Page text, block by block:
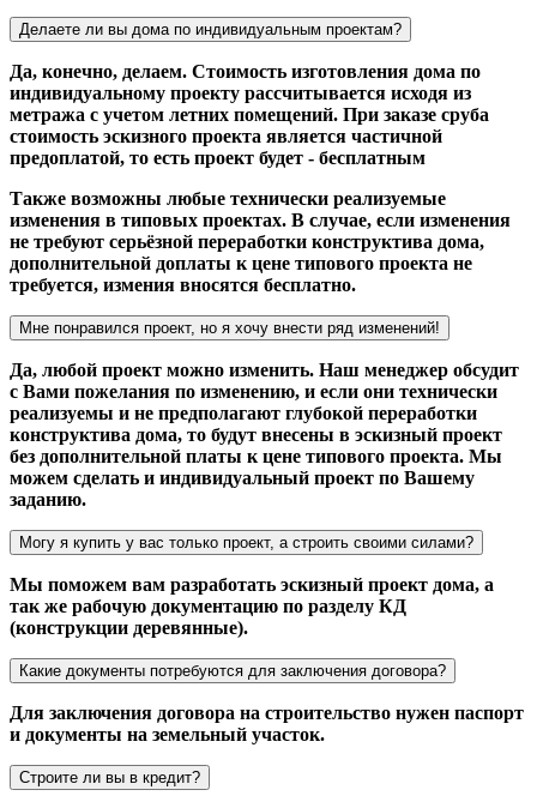
Делаете ли вы дома по индивидуальным проектам?
Да, конечно, делаем. Стоимость изготовления дома по
индивидуальному проекту рассчитывается исходя из
метража с учетом летних помещений. При заказе сруба
стоимость эскизного проекта является частичной
предоплатой, то есть проект будет - бесплатным
Также возможны любые технически реализуемые
изменения в типовых проектах. В случае, если изменения
не требуют серьёзной переработки конструктива дома,
дополнительной доплаты к цене типового проекта не
требуется, измения вносятся бесплатно.
Мне понравился проект, но я хочу внести ряд изменений!
Да, любой проект можно изменить. Наш менеджер обсудит
с Вами пожелания по изменению, и если они технически
реализуемы и не предполагают глубокой переработки
конструктива дома, то будут внесены в эскизный проект
без дополнительной платы к цене типового проекта. Мы
можем сделать и индивидуальный проект по Вашему
заданию.
Могу я купить у вас только проект, а строить своими силами?
Мы поможем вам разработать эскизный проект дома, а
так же рабочую документацию по разделу КД
(конструкции деревянные).
Какие документы потребуются для заключения договора?
Для заключения договора на строительство нужен паспорт
и документы на земельный участок.
Строите ли вы в кредит?